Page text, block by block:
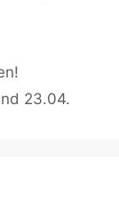
23.04.